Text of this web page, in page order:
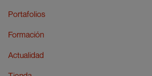
Portafolios
Formación
Actualidad